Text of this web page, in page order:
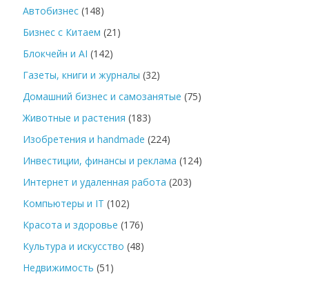
Автобизнес (148)
Бизнес с Китаем (21)
Блокчейн и AI (142)
Газеты, книги и журналы (32)
Домашний бизнес и самозанятые (75)
Животные и растения (183)
Изобретения и handmade (224)
Инвестиции, финансы и реклама (124)
Интернет и удаленная работа (203)
Компьютеры и IT (102)
Красота и здоровье (176)
Культура и искусство (48)
Недвижимость (51)